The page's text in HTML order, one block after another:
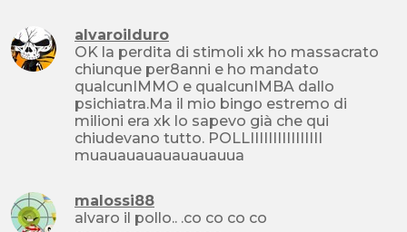
alvaroilduro
OK la perdita di stimoli xk ho massacrato
chiunque per8anni e ho mandato
qualcunIMMO e qualcunIMBA dallo
psichiatra.Ma il mio bingo estremo di
milioni era xk lo sapevo già che qui
chiudevano tutto. POLLIIIIIIIIIIIIIIII
muauauauauauauauua
malossi88
alvaro il pollo.. .co co co co